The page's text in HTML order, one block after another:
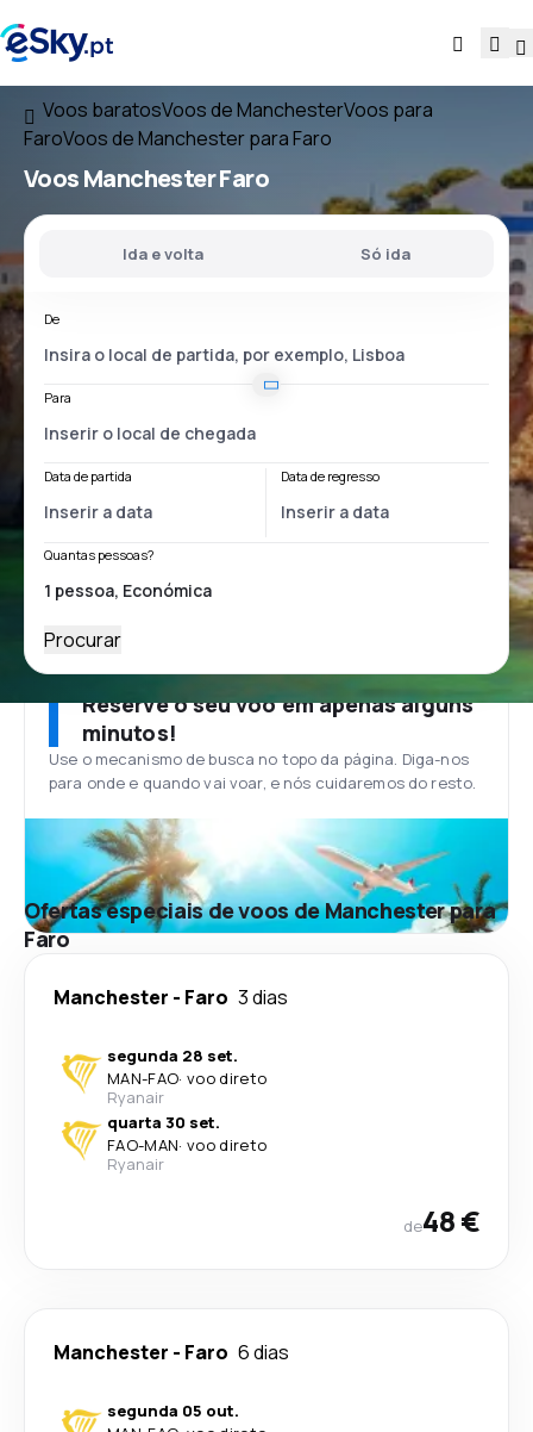
Voos baratosVoos de ManchesterVoos para
FaroVoos de Manchester para Faro
VoosManchester Faro
Ida e volta Só ida
De
Para
Data de partida Data de regresso
Quantas pessoas?
Procurar
Reserve o seu voo em apenas alguns
minutos!
Use o mecanismo de busca no topo da página. Diga-nos
para onde e quando vai voar, e nós cuidaremos do resto.
Ofertas especiais de voos de Manchester para
Faro
Manchester - Faro 3 dias
segunda 28 set.
MAN-FAO· voo direto
Ryanair
quarta 30 set.
FAO-MAN· voo direto
Ryanair
de48 €
Manchester - Faro 6 dias
segunda 05 out.